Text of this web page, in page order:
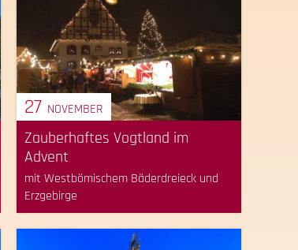
27 NOVEMBER
Zauberhaftes Vogtland im
Advent
mit Westbömischem Bäderdreieck und
Erzgebirge